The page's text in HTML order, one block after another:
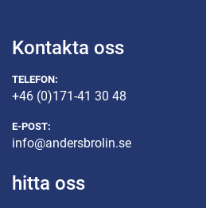
Kontakta oss
TELEFON:
+46 (0)171-41 30 48
E-POST:
info@andersbrolin.se
hitta oss